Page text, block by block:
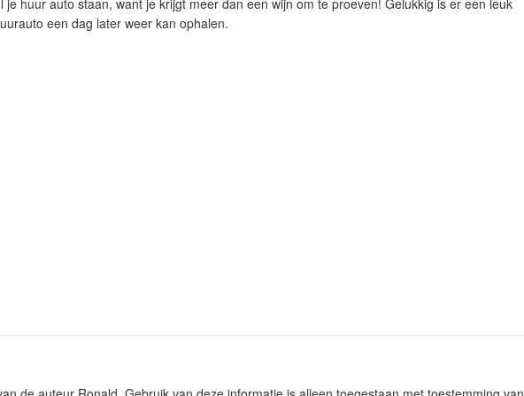
je huur auto staan, want je krijgt meer dan een wijn om te proeven! Gelukkig is er een leuk
een dag later weer kan ophalen.